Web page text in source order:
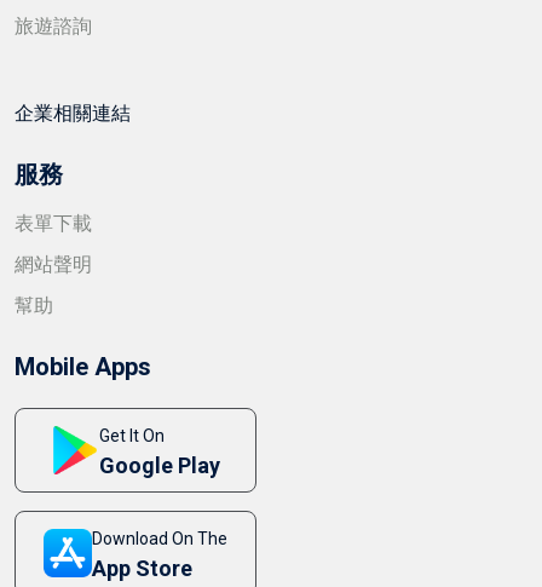
旅遊諮詢
企業相關連結
服務
表單下載
網站聲明
幫助
Mobile Apps
Get It On
Google Play
Download On The
App Store